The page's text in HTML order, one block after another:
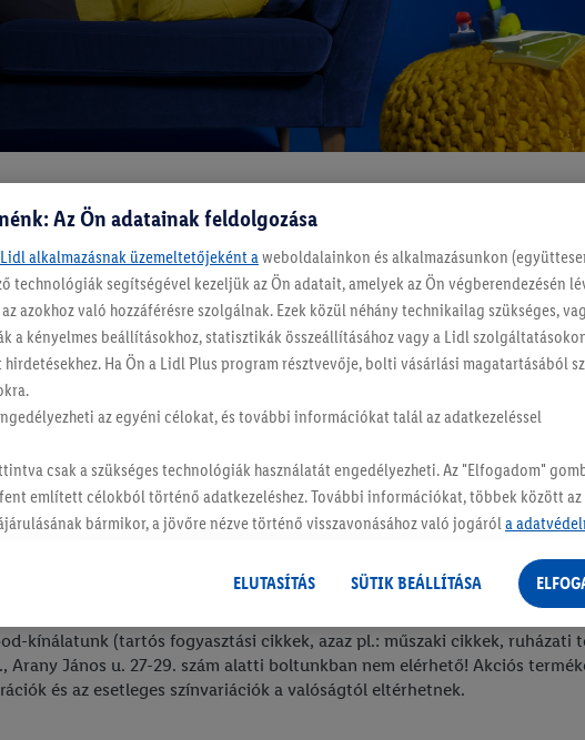
Lidl hírlevél
Iratkozz fel hírlevelünkre!
kínálatunk (tartós fogyasztási cikkek, azaz pl.: műszaki cikkek, ruházati
Arany János u. 27-29. szám alatti boltunkban nem elérhető! Akciós
és az esetleges színvariációk a valóságtól eltérhetnek.
Az Ön adatainak feldolgozása
alkalmazásnak üzemeltetőjeként aweboldalainkon és alkalmazásunkon
technológiák segítségével kezeljük az Ön adatait, amelyek az Ön végberendezésén
azokhoz való hozzáférésre szolgálnak. Ezek közül néhány technikailag szükséges,
a kényelmes beállításokhoz, statisztikák összeállításához vagy a Lidl
Ha Ön a Lidl Plus program résztvevője, bolti vásárlási magatartásából
az egyéni célokat, és további információkat talál az adatkezeléssel
csak a szükséges technológiák használatát engedélyezheti. Az "Elfogadom"
említett célokból történő adatkezeléshez. További információkat, többek között az
bármikor, a jövőre nézve történő visszavonásához való jogáróla
ELUTASÍTÁS
SÜTIK BEÁLLÍTÁSA